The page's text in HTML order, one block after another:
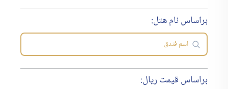
براساس نام هتل:
براساس قیمت ریال: